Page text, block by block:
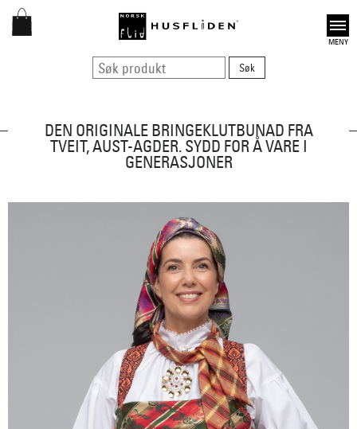
Open
DEN ORIGINALE BRINGEKLUTBUNAD FRA
TVEIT, AUST-AGDER. SYDD FOR Å VARE I
GENERASJONER